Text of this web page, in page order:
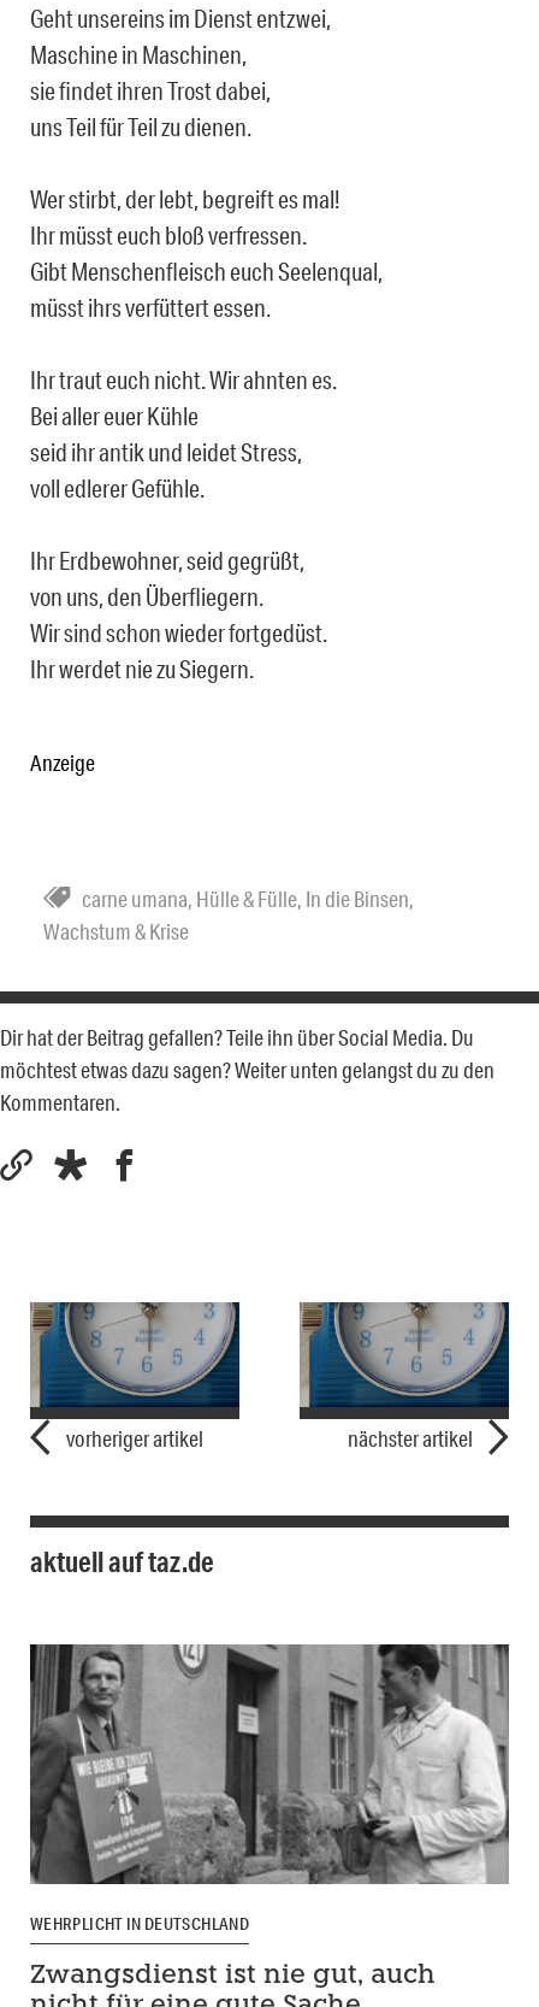
Geht unsereins im Dienst entzwei,
Maschine in Maschinen,
sie findet ihren Trost dabei,
uns Teil für Teil zu dienen.
Wer stirbt, der lebt, begreift es mal!
Ihr müsst euch bloß verfressen.
Gibt Menschenfleisch euch Seelenqual,
müsst ihrs verfüttert essen.
Ihr traut euch nicht. Wir ahnten es.
Bei aller euer Kühle
seid ihr antik und leidet Stress,
voll edlerer Gefühle.
Ihr Erdbewohner, seid gegrüßt,
von uns, den Überfliegern.
Wir sind schon wieder fortgedüst.
Ihr werdet nie zu Siegern.
Anzeige
carne umana, Hülle & Fülle, In die Binsen,
Wachstum & Krise
Dir hat der Beitrag gefallen? Teile ihn über Social Media. Du
möchtest etwas dazu sagen? Weiter unten gelangst du zu den
Kommentaren.
vorheriger artikel nächster artikel
aktuell auf taz.de
WEHRPLICHT IN DEUTSCHLAND
Zwangsdienst ist nie gut, auch